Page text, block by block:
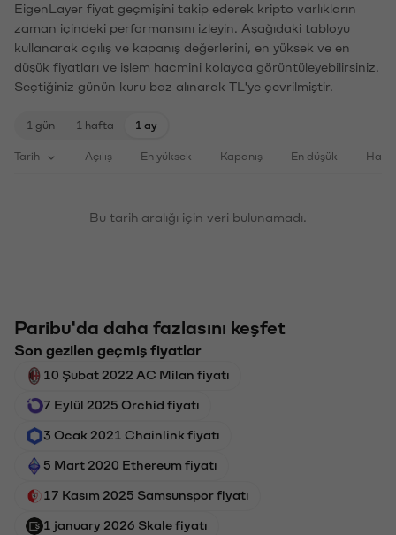
EigenLayer fiyat geçmişini takip ederek kripto varlıkların
zaman içindeki performansını izleyin. Aşağıdaki tabloyu
kullanarak açılış ve kapanış değerlerini, en yüksek ve en
düşük fiyatları ve işlem hacmini kolayca görüntüleyebilirsiniz.
Seçtiğiniz günün kuru baz alınarak TL'ye çevrilmiştir.
1 gün 1 hafta 1 ay
Tarih Açılış En yüksek Kapanış En düşük
Bu tarih aralığı için veri bulunamadı.
Paribu'da daha fazlasını keşfet
Son gezilen geçmiş fiyatlar
10 Şubat 2022 AC Milan fiyatı
7 Eylül 2025 Orchid fiyatı
3 Ocak 2021 Chainlink fiyatı
5 Mart 2020 Ethereum fiyatı
17 Kasım 2025 Samsunspor fiyatı
1 january 2026 Skale fiyatı